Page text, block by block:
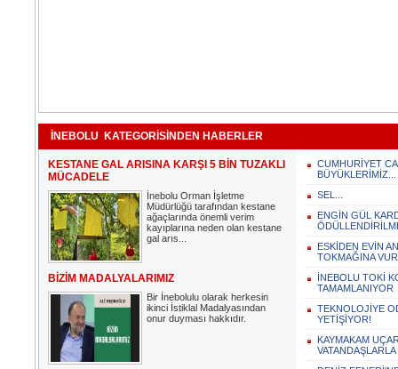
İNEBOLU KATEGORİSİNDEN HABERLER
KESTANE GAL ARISINA KARŞI 5 BİN TUZAKLI
MÜCADELE
İnebolu Orman İşletme
Müdürlüğü tarafından kestane
ağaçlarında önemli verim
kayıplarına neden olan kestane
gal arıs...
BİZİM MADALYALARIMIZ
Bir İnebolulu olarak herkesin
ikinci İstiklal Madalyasından
onur duyması hakkıdır.
CUMHURİYET
BÜYÜKLERİMİZ...
SEL...
ENGİN GÜL
ESKİDEN EVİN
TOKMAĞINA
İNEBOLU TOKİ
TAMAMLANIYOR
TEKNOLOJİYE
YETİŞİYOR!
KAYMAKAM